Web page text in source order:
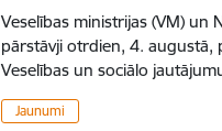
Veselības ministrijas (VM) un
pārstāvji otrdien, 4. augustā,
Veselības un sociālo
Jaunumi